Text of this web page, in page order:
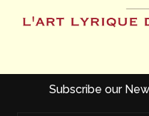
Subscribe our